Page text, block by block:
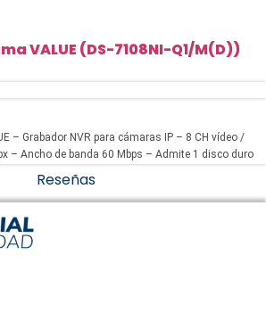
VALUE (DS-7108NI-Q1/M(D))
– Grabador NVR para cámaras IP – 8 CH vídeo /
– Ancho de banda 60 Mbps – Admite 1 disco duro
Reseñas